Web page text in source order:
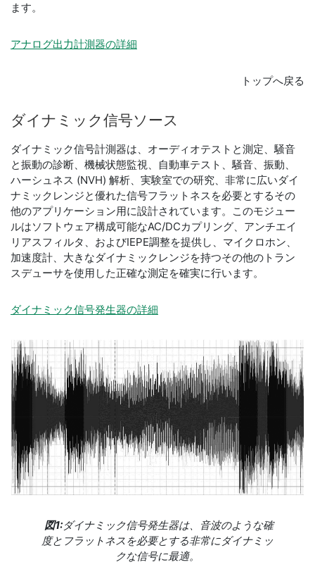
ます。
アナログ出力計測器の詳細
トップへ戻る
ダイナミック信号ソース
ダイナミック信号計測器は、オーディオテストと測定、騒音
と振動の診断、機械状態監視、自動車テスト、騒音、振動、
ハーシュネス (NVH) 解析、実験室での研究、非常に広いダイ
ナミックレンジと優れた信号フラットネスを必要とするその
他のアプリケーション用に設計されています。このモジュー
ルはソフトウェア構成可能なAC/DCカプリング、アンチエイ
リアスフィルタ、およびIEPE調整を提供し、マイクロホン、
加速度計、大きなダイナミックレンジを持つその他のトラン
スデューサを使用した正確な測定を確実に行います。
ダイナミック信号発生器の詳細
図1:ダイナミック信号発生器は、音波のような確
度とフラットネスを必要とする非常にダイナミッ
クな信号に最適。